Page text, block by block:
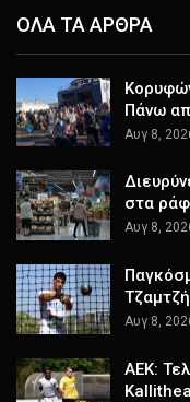
ΟΛΑ ΤΑ ΑΡΘΡΑ
Πάνω
Αυγ 8,
στα
Αυγ 8,
Αυγ 8,
ΑΕΚ:
Kallithea